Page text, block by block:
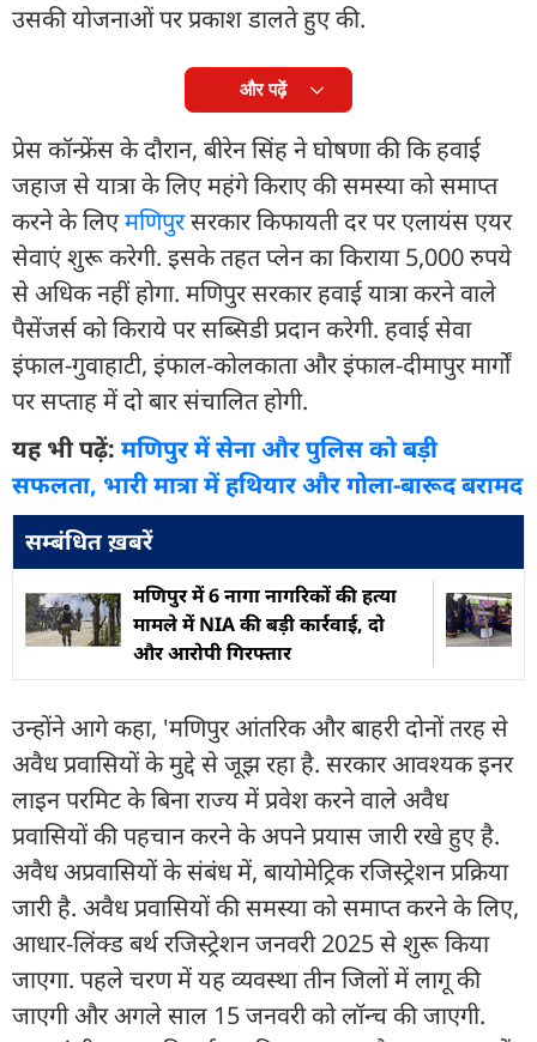
उसकी योजनाओं पर प्रकाश डालते हुए की.
और पढ़ें
प्रेस कॉन्फ्रेंस के दौरान, बीरेन सिंह ने घोषणा की कि हवाई
जहाज से यात्रा के लिए महंगे किराए की समस्या को समाप्त
करने के लिएमणिपुरसरकार किफायती दर पर एलायंस एयर
सेवाएं शुरू करेगी. इसके तहत प्लेन का किराया 5,000 रुपये
से अधिक नहीं होगा. मणिपुर सरकार हवाई यात्रा करने वाले
पैसेंजर्स को किराये पर सब्सिडी प्रदान करेगी. हवाई सेवा
इंफाल-गुवाहाटी, इंफाल-कोलकाता और इंफाल-दीमापुर मार्गों
पर सप्ताह में दो बार संचालित होगी.
यह भी पढ़ें: मणिपुर में सेना और पुलिस को बड़ी
सफलता, भारी मात्रा में हथियार और गोला-बारूद बरामद
सम्बंधित ख़बरें
मणिपुर में 6 नागा नागरिकों की हत्या
मामले में NIA की बड़ी कार्रवाई, दो
और आरोपी गिरफ्तार
उन्होंने आगे कहा, 'मणिपुर आंतरिक और बाहरी दोनों तरह से
अवैध प्रवासियों के मुद्दे से जूझ रहा है. सरकार आवश्यक इनर
लाइन परमिट के बिना राज्य में प्रवेश करने वाले अवैध
प्रवासियों की पहचान करने के अपने प्रयास जारी रखे हुए है.
अवैध अप्रवासियों के संबंध में, बायोमेट्रिक रजिस्ट्रेशन प्रक्रिया
जारी है. अवैध प्रवासियों की समस्या को समाप्त करने के लिए,
आधार-लिंक्ड बर्थ रजिस्ट्रेशन जनवरी 2025 से शुरू किया
जाएगा. पहले चरण में यह व्यवस्था तीन जिलों में लागू की
जाएगी और अगले साल 15 जनवरी को लॉन्च की जाएगी.